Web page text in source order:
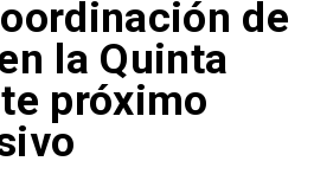
de
la Quinta
próximo